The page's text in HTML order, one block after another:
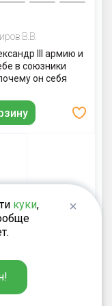
В.В.
III армию и
в союзники
он себя
куки,